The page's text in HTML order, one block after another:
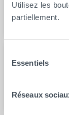
Utilisez les
partiellement.
Essentiels
Réseaux
Dylan
Durée du